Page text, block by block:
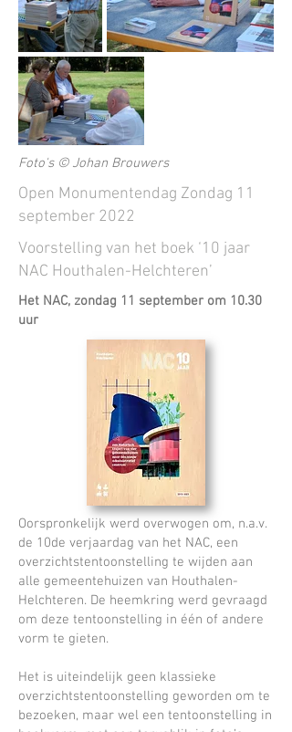
Foto's © Johan Brouwers
Open Monumentendag Zondag 11
september 2022
Voorstelling van het boek ‘10 jaar
NAC Houthalen-Helchteren’
Het NAC, zondag 11 september om 10.30
uur
Oorspronkelijk werd overwogen om, n.a.v.
de 10de verjaardag van het NAC, een
overzichtstentoonstelling te wijden aan
alle gemeentehuizen van Houthalen-
Helchteren. De heemkring werd gevraagd
om deze tentoonstelling in één of andere
vorm te gieten.
Het is uiteindelijk geen klassieke
overzichtstentoonstelling geworden om te
bezoeken, maar wel een tentoonstelling in